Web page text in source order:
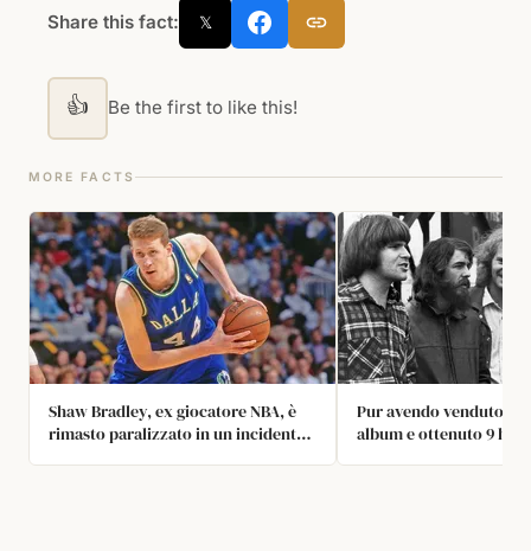
Share this fact: 𝕏
👍 Be the first to like this!
MORE FACTS
Shaw Bradley, ex giocatore NBA, è
rimasto paralizzato in un incidente
Pur avendo venduto
album e ottenuto 9 hit